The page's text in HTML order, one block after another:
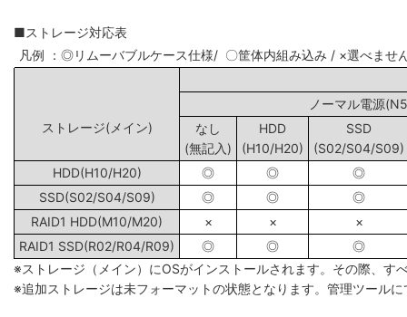
■ストレージ対応表
凡例 ：◎リムーバブルケース仕様/ 〇筐体内組み込み / ×選べませ
ノーマル電源
ストレージ(メイン)
なし
(無記入)
HDD
(H10/H20)
SSD
(S02/S04/S09)
HDD(H10/H20)
◎ ◎
◎
SSD(S02/S04/S09)
◎ ◎
◎
RAID1 HDD(M10/M20)
× ×
×
RAID1 SSD(R02/R04/R09)
◎ ◎
◎
※ストレージ（メイン）にOSがインストールされます。その際、す
※追加ストレージは未フォーマットの状態となります。管理ツール